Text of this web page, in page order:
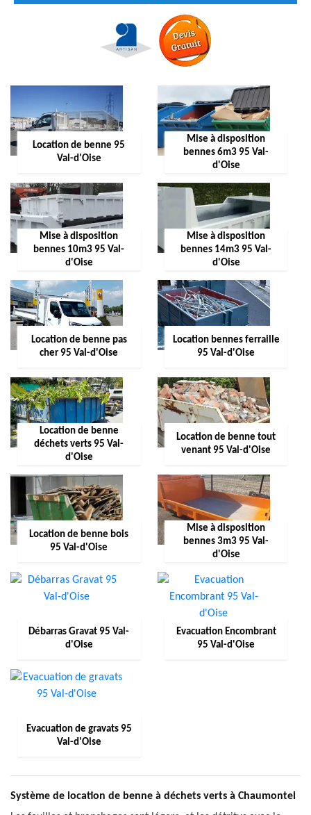
Location de benne 95
Val-d'Oise
Mise à disposition
bennes 6m3 95 Val-
d'Oise
Mise à disposition
bennes 10m3 95 Val-
d'Oise
Mise à disposition
bennes 14m3 95 Val-
d'Oise
Location de benne pas
cher 95 Val-d'Oise
Location bennes ferraille
95 Val-d'Oise
Location de benne
déchets verts 95 Val-
d'Oise
Location de benne tout
venant 95 Val-d'Oise
Location de benne bois
95 Val-d'Oise
Mise à disposition
bennes 3m3 95 Val-
d'Oise
Débarras Gravat 95 Val-
d'Oise
Evacuation Encombrant
95 Val-d'Oise
Evacuation de gravats 95
Val-d'Oise
Système de location de benne à déchets verts à Chaumontel